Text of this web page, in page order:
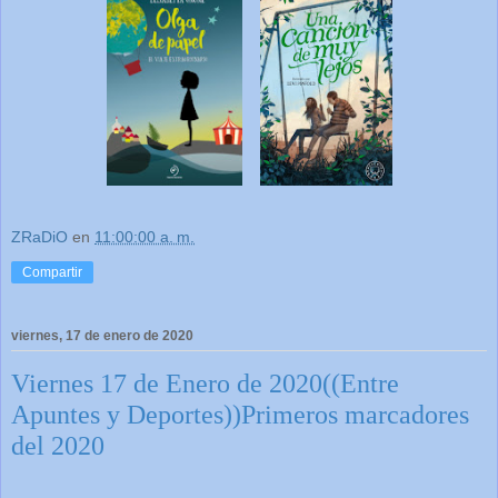
ZRaDiO en 11:00:00 a. m.
Compartir
viernes, 17 de enero de 2020
Viernes 17 de Enero de 2020((Entre
Apuntes y Deportes))Primeros marcadores
del 2020